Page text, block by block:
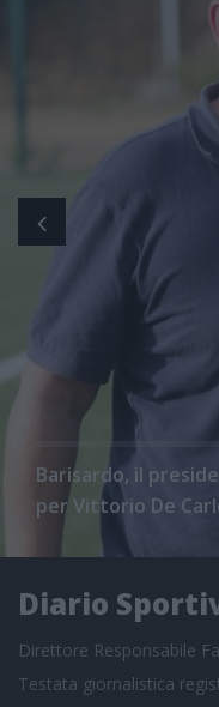
Barisardo, il
per Vittorio De
Diario
Direttore Responsabile
Testata giornalistica